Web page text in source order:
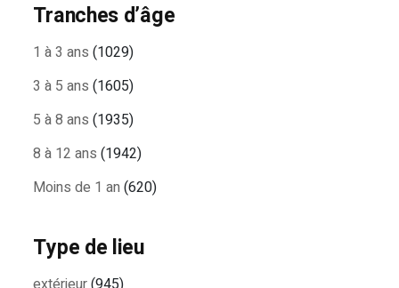
Tranches d’âge
1 à 3 ans (1029)
3 à 5 ans (1605)
5 à 8 ans (1935)
8 à 12 ans (1942)
Moins de 1 an (620)
Type de lieu